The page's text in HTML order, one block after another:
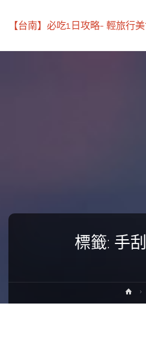
【台南】必吃1日攻略- 輕旅行
標籤: 手